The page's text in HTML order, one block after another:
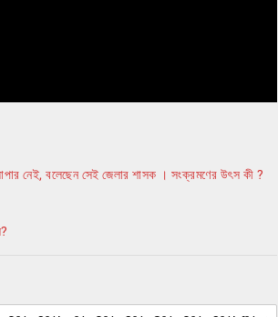
ব্যাপার নেই, বলেছেন সেই জেলার শাসক । সংক্রমণের উৎস কী ?